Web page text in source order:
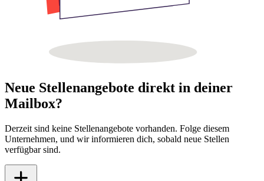
Neue Stellenangebote direkt in deiner
Mailbox?
Derzeit sind keine Stellenangebote vorhanden. Folge diesem
Unternehmen, und wir informieren dich, sobald neue Stellen
verfügbar sind.